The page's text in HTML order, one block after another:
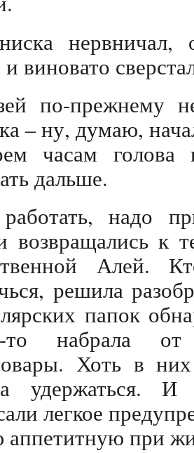
виновато
по-прежнему
– ну, думаю,
часам
дальше.
надо
возвращались к
Алей.
решила
папок
то набрала
Хоть в
удержаться.
легкое
аппетитную при